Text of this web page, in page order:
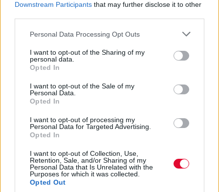
Downstream Participants that may further disclose it to other
Personal Data Processing Opt Outs
I want to opt-out of the Sharing of my
personal data.
Opted In
I want to opt-out of the Sale of my
Personal Data.
Opted In
I want to opt-out of processing my
Personal Data for Targeted Advertising.
Opted In
I want to opt-out of Collection, Use,
Retention, Sale, and/or Sharing of my
Personal Data that Is Unrelated with the
Purposes for which it was collected.
Opted Out